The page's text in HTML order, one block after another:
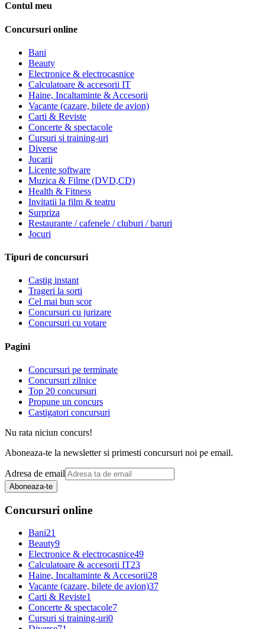
Contul meu
Concursuri online
Bani
Beauty
Electronice & electrocasnice
Calculatoare & accesorii IT
Haine, Incaltaminte & Accesorii
Vacante (cazare, bilete de avion)
Carti & Reviste
Concerte & spectacole
Cursuri si training-uri
Diverse
Jucarii
Licente software
Muzica & Filme (DVD,CD)
Health & Fitness
Invitatii la film & teatru
Surpriza
Restaurante / cafenele / cluburi / baruri
Jocuri
Tipuri de concursuri
Castig instant
Trageri la sorti
Cel mai bun scor
Concursuri cu jurizare
Concursuri cu votare
Pagini
Concursuri pe terminate
Concursuri zilnice
Top 20 concursuri
Propune un concurs
Castigatori concursuri
Nu rata niciun concurs!
Aboneaza-te la newsletter si primesti concursuri noi pe email.
Adresa de email
Aboneaza-te
Concursuri online
Bani21
Beauty9
Electronice & electrocasnice49
Calculatoare & accesorii IT23
Haine, Incaltaminte & Accesorii28
Vacante (cazare, bilete de avion)37
Carti & Reviste1
Concerte & spectacole7
Cursuri si training-uri0